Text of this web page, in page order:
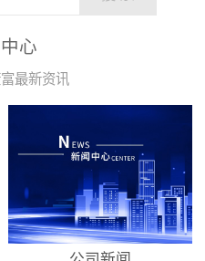
心
富最新资讯